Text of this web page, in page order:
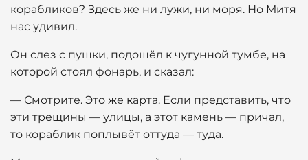
корабликов? Здесь же ни лужи, ни моря. Но Митя
нас удивил.
Он слез с пушки, подошёл к чугунной тумбе, на
которой стоял фонарь, и сказал:
— Смотрите. Это же карта. Если представить, что
эти трещины — улицы, а этот камень — причал,
то кораблик поплывёт оттуда — туда.